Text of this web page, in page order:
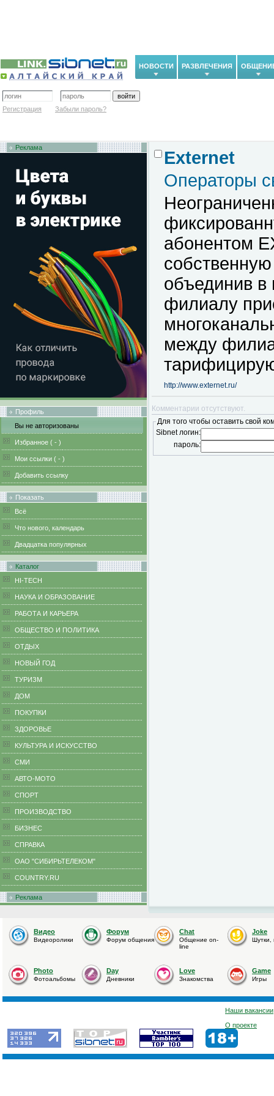
НОВОСТИ РАЗВЛЕЧЕНИЯ
Регистрация Забыли пароль?
Реклама
Профиль
Вы не авторизованы
Избранное ( - )
Мои ссылки ( - )
Добавить ссылку
Показать
Всё
Что нового, календарь
Двадцатка популярных
Каталог
HI-TECH
НАУКА И ОБРАЗОВАНИЕ
РАБОТА И КАРЬЕРА
ОБЩЕСТВО И ПОЛИТИКА
ОТДЫХ
НОВЫЙ ГОД
ТУРИЗМ
ДОМ
ПОКУПКИ
ЗДОРОВЬЕ
КУЛЬТУРА И ИСКУССТВО
СМИ
АВТО-МОТО
СПОРТ
ПРОИЗВОДСТВО
БИЗНЕС
CПРАВКА
ОАО "СИБИРЬТЕЛЕКОМ"
COUNTRY.RU
Реклама
Externet
Операторы
абонентом
объединив
филиалу
между
http://www.externet.ru/
Комментарии отсутствуют.
Для того чтобы оставить свой
Sibnet логин:
пароль:
Видео
Видеоролики
Форум
Форум общения
Chat
Общение on-
line
Joke
Шутки,
Photo
Фотоальбомы
Day
Дневники
Love
Знакомства
Game
Игры
Наши вакансии
О проекте